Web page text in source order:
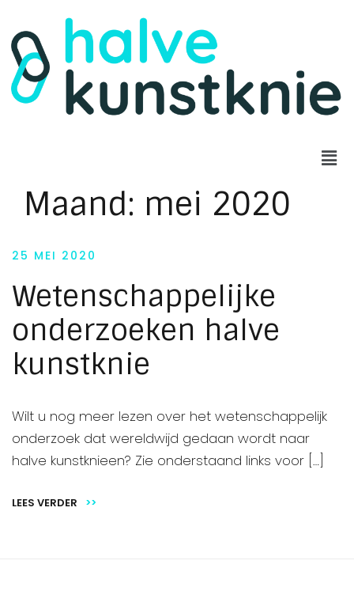
Maand: mei 2020
25 MEI 2020
Wetenschappelijke
onderzoeken halve
kunstknie
Wilt u nog meer lezen over het wetenschappelijk
onderzoek dat wereldwijd gedaan wordt naar
halve kunstknieen? Zie onderstaand links voor […]
LEES VERDER >>